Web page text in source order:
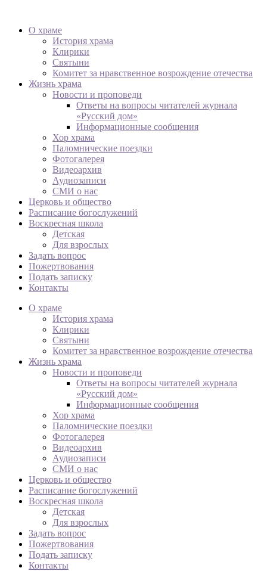
О храме
История храма
Клирики
Святыни
Комитет за нравственное возрождение отечества
Жизнь храма
Новости и проповеди
Ответы на вопросы читателей журнала
«Русский дом»
Информационные сообщения
Хор храма
Паломнические поездки
Фотогалерея
Видеоархив
Аудиозаписи
СМИ о нас
Церковь и общество
Расписание богослужений
Воскресная школа
Детская
Для взрослых
Задать вопрос
Пожертвования
Подать записку
Контакты
О храме
История храма
Клирики
Святыни
Комитет за нравственное возрождение отечества
Жизнь храма
Новости и проповеди
Ответы на вопросы читателей журнала
«Русский дом»
Информационные сообщения
Хор храма
Паломнические поездки
Фотогалерея
Видеоархив
Аудиозаписи
СМИ о нас
Церковь и общество
Расписание богослужений
Воскресная школа
Детская
Для взрослых
Задать вопрос
Пожертвования
Подать записку
Контакты